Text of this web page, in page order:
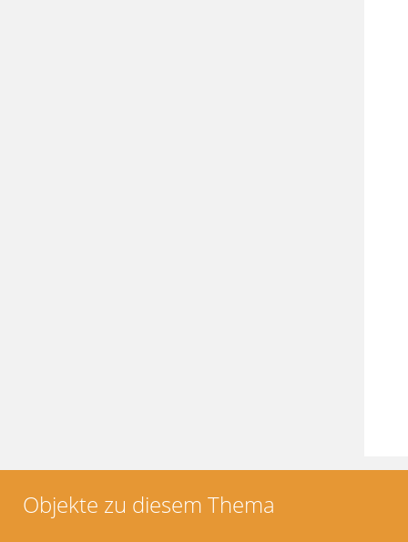
Objekte zu diesem Thema